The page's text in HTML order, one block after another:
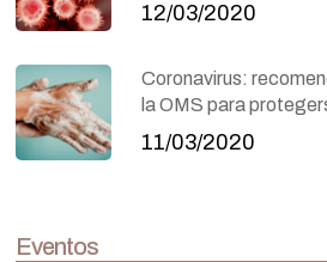
12/03/2020
Coronavirus:
la OMS para
11/03/2020
Eventos